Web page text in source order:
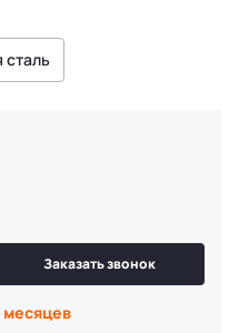
Заказать звонок
месяцев